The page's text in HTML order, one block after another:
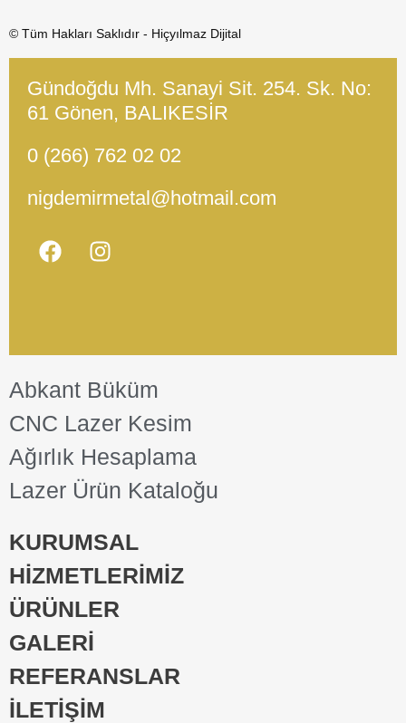
© Tüm Hakları Saklıdır - Hiçyılmaz Dijital
Gündoğdu Mh. Sanayi Sit. 254. Sk. No:
61 Gönen, BALIKESİR
0 (266) 762 02 02
nigdemirmetal@hotmail.com
Abkant Büküm
CNC Lazer Kesim
Ağırlık Hesaplama
Lazer Ürün Kataloğu
KURUMSAL
HİZMETLERİMİZ
ÜRÜNLER
GALERİ
REFERANSLAR
İLETİŞİM